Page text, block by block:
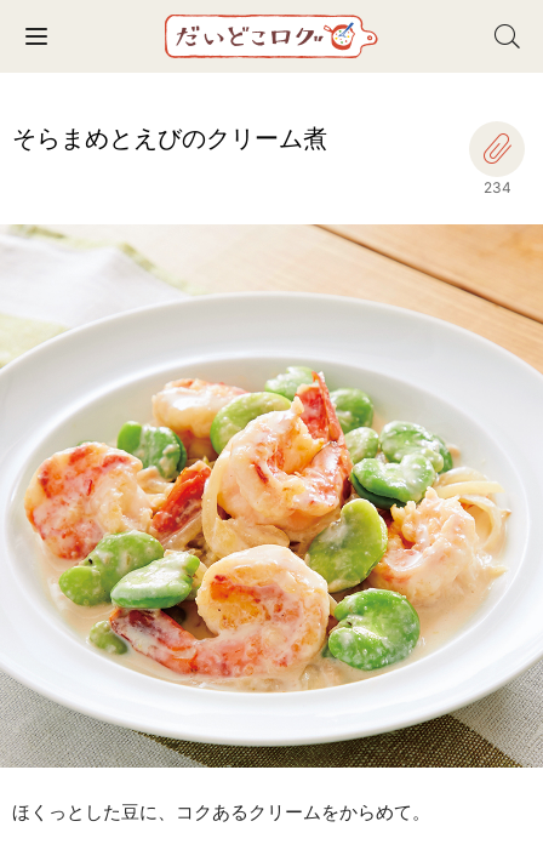
Toggle navigation
そらまめとえびのクリーム煮
234
ほくっとした豆に、コクあるクリームをからめて。